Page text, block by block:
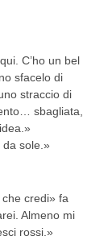
C’ho un bel
sfacelo di
straccio di
sbagliata,
da sole.»
credi» fa
Almeno mi
rossi.»